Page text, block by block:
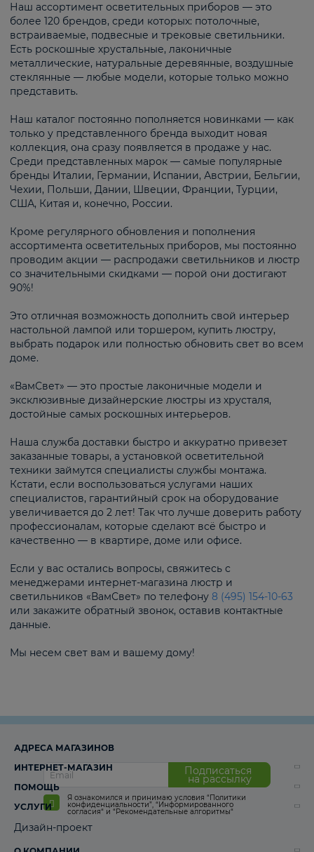
Наш ассортимент осветительных приборов — это
более 120 брендов, среди которых: потолочные,
встраиваемые, подвесные и трековые светильники.
Есть роскошные хрустальные, лаконичные
металлические, натуральные деревянные, воздушные
стеклянные — любые модели, которые только можно
представить.
Наш каталог постоянно пополняется новинками — как
только у представленного бренда выходит новая
коллекция, она сразу появляется в продаже у нас.
Среди представленных марок — самые популярные
бренды Италии, Германии, Испании, Австрии, Бельгии,
Чехии, Польши, Дании, Швеции, Франции, Турции,
США, Китая и, конечно, России.
Кроме регулярного обновления и пополнения
ассортимента осветительных приборов, мы постоянно
проводим акции — распродажи светильников и люстр
со значительными скидками — порой они достигают
90%!
Это отличная возможность дополнить свой интерьер
настольной лампой или торшером, купить люстру,
выбрать подарок или полностью обновить свет во всем
доме.
«ВамСвет» — это простые лаконичные модели и
эксклюзивные дизайнерские люстры из хрусталя,
достойные самых роскошных интерьеров.
Наша служба доставки быстро и аккуратно привезет
заказанные товары, а установкой осветительной
техники займутся специалисты службы монтажа.
Кстати, если воспользоваться услугами наших
специалистов, гарантийный срок на оборудование
увеличивается до 2 лет! Так что лучше доверить работу
профессионалам, которые сделают всё быстро и
качественно — в квартире, доме или офисе.
Если у вас остались вопросы, свяжитесь с
менеджерами интернет-магазина люстр и
светильников «ВамСвет» по телефону 8 (495) 154-10-63
или закажите обратный звонок, оставив контактные
данные.
Мы несем свет вам и вашему дому!
Подписаться
на рассылку
Я ознакомился и принимаю условия “Политики
конфиденциальности”, “Информированного
согласия“ и “Рекомендательные алгоритмы“
АДРЕСА МАГАЗИНОВ
ИНТЕРНЕТ-МАГАЗИН
ПОМОЩЬ
УСЛУГИ
Дизайн-проект